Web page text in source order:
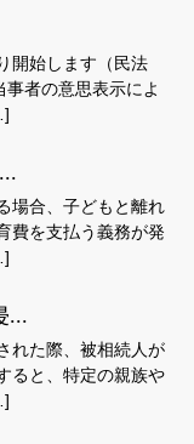
開始します（民法
者の意思表示によ
場合、子どもと離れ
費を支払う義務が発
...
れた際、被相続人が
ると、特定の親族や